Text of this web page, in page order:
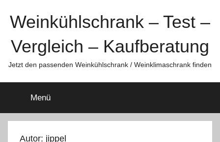
InhaltWeinkühlschrank – Test –
Vergleich – Kaufberatung
Jetzt den passenden Weinkühlschrank / Weinklimaschrank finden
Menü
Autor: jippel